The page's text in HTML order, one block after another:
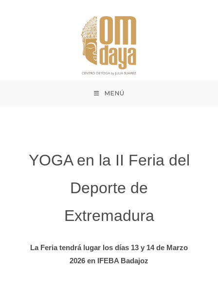
MENÚ
YOGA en la II Feria del
Deporte de
Extremadura
La Feria tendrá lugar los días 13 y 14 de Marzo
2026 en IFEBA Badajoz